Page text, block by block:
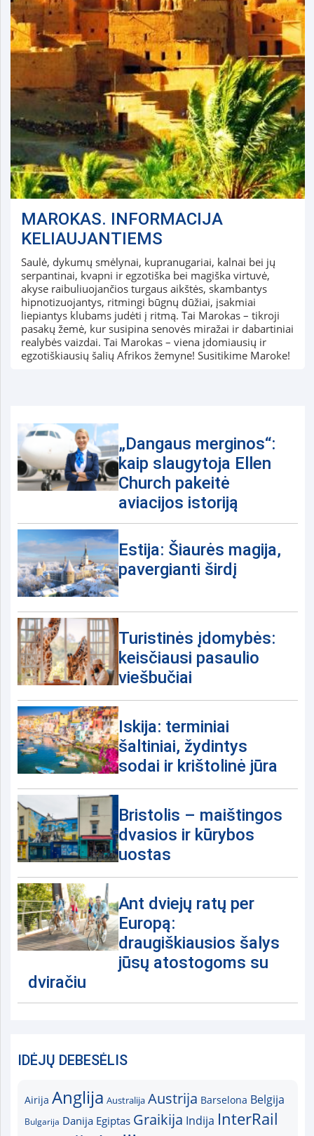
MAROKAS. INFORMACIJA
KELIAUJANTIEMS
Saulė, dykumų smėlynai, kupranugariai, kalnai bei jų
serpantinai, kvapni ir egzotiška bei magiška virtuvė,
akyse raibuliuojančios turgaus aikštės, skambantys
hipnotizuojantys, ritmingi būgnų dūžiai, įsakmiai
liepiantys klubams judėti į ritmą. Tai Marokas – tikroji
pasakų žemė, kur susipina senovės miražai ir dabartiniai
realybės vaizdai. Tai Marokas – viena įdomiausių ir
egzotiškiausių šalių Afrikos žemyne! Susitikime Maroke!
„Dangaus merginos“:
kaip slaugytoja Ellen
Church pakeitė
aviacijos istoriją
Estija: Šiaurės magija,
pavergianti širdį
Turistinės įdomybės:
keisčiausi pasaulio
viešbučiai
Iskija: terminiai
šaltiniai, žydintys
sodai ir krištolinė jūra
Bristolis – maištingos
dvasios ir kūrybos
uostas
Ant dviejų ratų per
Europą:
draugiškiausios šalys
jūsų atostogoms su
dviračiu
IDĖJŲ DEBESĖLIS
Airija Anglija Australija Austrija Barselona Belgija
Bulgarija Danija Egiptas Graikija Indija InterRail